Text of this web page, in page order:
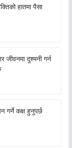
हातमा पैसा
जीवनमा दुश्मनी गर्न
गर्ने कक्ष हुनुपर्छ